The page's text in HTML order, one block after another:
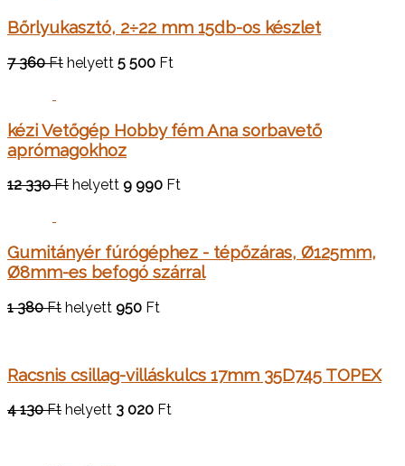
Bőrlyukasztó, 2÷22 mm 15db-os készlet
7 360 Ft helyett 5 500 Ft
kézi Vetőgép Hobby fém Ana sorbavető
aprómagokhoz
12 330 Ft helyett 9 990 Ft
Gumitányér fúrógéphez - tépőzáras, Ø125mm,
Ø8mm-es befogó szárral
1 380 Ft helyett 950 Ft
Racsnis csillag-villáskulcs 17mm 35D745 TOPEX
4 130 Ft helyett 3 020 Ft